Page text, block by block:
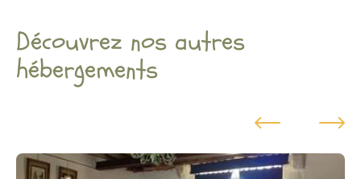
Découvrez nos autres
hébergements